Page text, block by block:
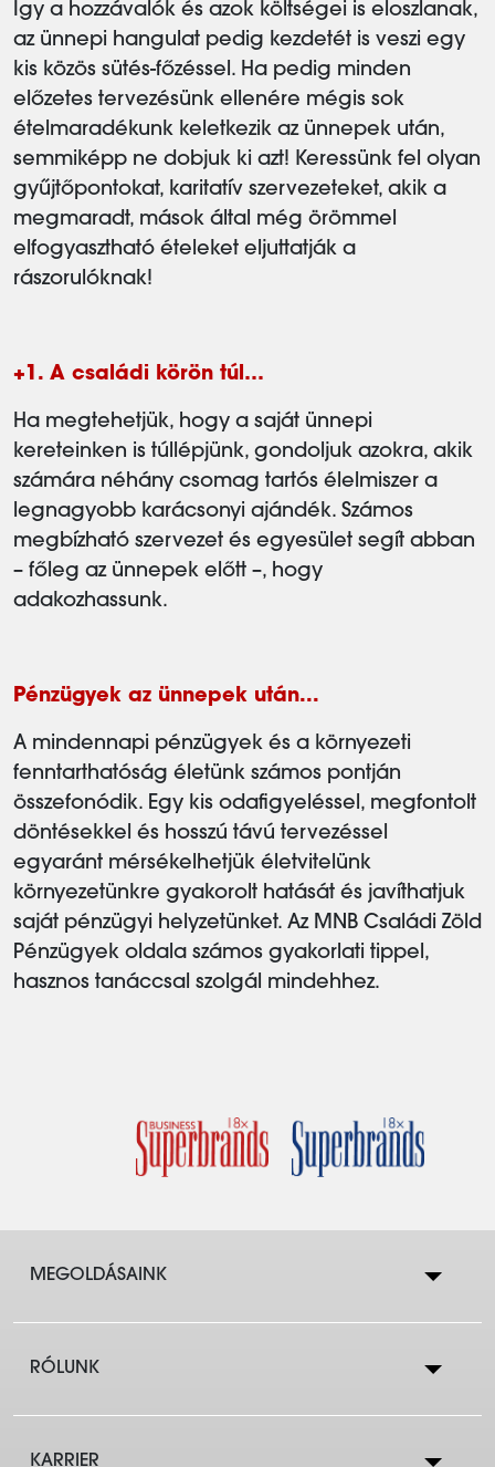
Így a hozzávalók és azok költségei is eloszlanak,
az ünnepi hangulat pedig kezdetét is veszi egy
kis közös sütés-főzéssel. Ha pedig minden
előzetes tervezésünk ellenére mégis sok
ételmaradékunk keletkezik az ünnepek után,
semmiképp ne dobjuk ki azt! Keressünk fel olyan
gyűjtőpontokat, karitatív szervezeteket, akik a
megmaradt, mások által még örömmel
elfogyasztható ételeket eljuttatják a
rászorulóknak!
+1. A családi körön túl…
Ha megtehetjük, hogy a saját ünnepi
kereteinken is túllépjünk, gondoljuk azokra, akik
számára néhány csomag tartós élelmiszer a
legnagyobb karácsonyi ajándék. Számos
megbízható szervezet és egyesület segít abban
– főleg az ünnepek előtt –, hogy
adakozhassunk.
Pénzügyek az ünnepek után...
A mindennapi pénzügyek és a környezeti
fenntarthatóság életünk számos pontján
összefonódik. Egy kis odafigyeléssel, megfontolt
döntésekkel és hosszú távú tervezéssel
egyaránt mérsékelhetjük életvitelünk
környezetünkre gyakorolt hatását és javíthatjuk
saját pénzügyi helyzetünket. Az MNB Családi Zöld
Pénzügyek oldala számos gyakorlati tippel,
hasznos tanáccsal szolgál mindehhez.
MEGOLDÁSAINK
Lakástakarék
RÓLUNK
KARRIER